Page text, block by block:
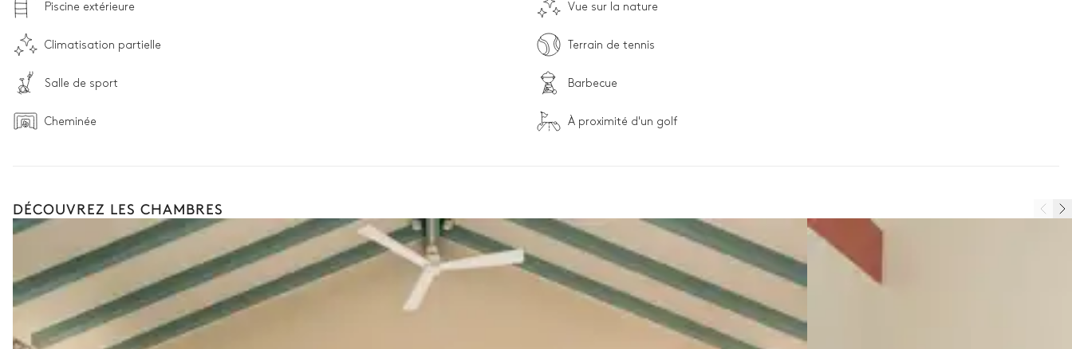
Piscine extérieure Vue sur la nature
Climatisation partielle Terrain de tennis
Salle de sport Barbecue
Cheminée À proximité d'un golf
DÉCOUVREZ LES CHAMBRES